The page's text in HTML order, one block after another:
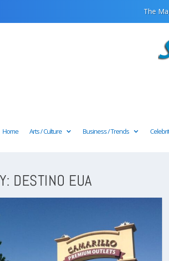
The
Home Arts / Culture Business / Trends
DESTINO EUA